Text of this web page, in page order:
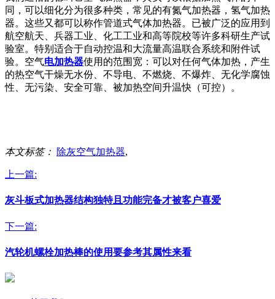
同，可以细化分为很多种类，常见的有氮气加热器，氢气加热
器。这些又都可以称作管道式气体加热器。已被广泛的应用到
航空航天、兵器工业、化工工业和高等院校等许多科研生产试
验室。特别适合于自动控温和大流量高温联合系统和附件试
验。空气电加热器使用的范围宽：可以对任何气体加热，产生
的热空气干燥无水份、不导电、不燃烧、不爆炸、无化学腐蚀
性、无污染、安全可靠、被加热空间升温快（可控）。
本文标签： 除灰空气加热器,
上一篇:
灰斗板式加热器结构独特且功能完备才被客户喜爱
下一篇:
汽轮机螺栓加热棒的使用要参考其属性来看